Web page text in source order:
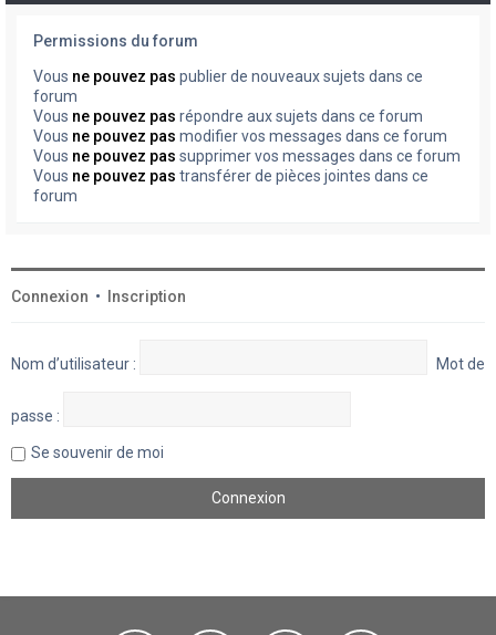
Permissions du forum
Vous ne pouvez pas publier de nouveaux sujets dans ce
forum
Vous ne pouvez pas répondre aux sujets dans ce forum
Vous ne pouvez pas modifier vos messages dans ce forum
Vous ne pouvez pas supprimer vos messages dans ce forum
Vous ne pouvez pas transférer de pièces jointes dans ce
forum
Connexion • Inscription
Nom d’utilisateur : Mot de
passe :
Se souvenir de moi